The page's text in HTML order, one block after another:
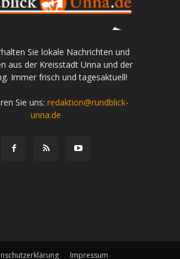
Sie lokale Nachrichten und
aus der Kreisstadt Unna und der
Immer frisch und tagesaktuell!
Sie uns: redaktion@rundblick-
unna.de
Impressum